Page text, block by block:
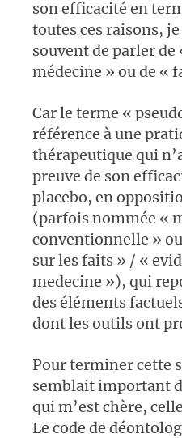
son efficacité en
toutes ces raisons,
souvent de parler de
médecine » ou de «
Car le terme «
référence à une
thérapeutique qui
preuve de son
placebo, en
(parfois nommée «
conventionnelle »
sur les faits » / «
medecine »), qui
des éléments
dont les outils ont
Pour terminer cette
semblait important
qui m’est chère,
Le code de